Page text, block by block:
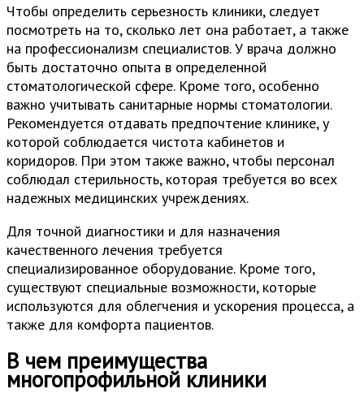
Чтобы определить серьезность клиники, следует
посмотреть на то, сколько лет она работает, а также
на профессионализм специалистов. У врача должно
быть достаточно опыта в определенной
стоматологической сфере. Кроме того, особенно
важно учитывать санитарные нормы стоматологии.
Рекомендуется отдавать предпочтение клинике, у
которой соблюдается чистота кабинетов и
коридоров. При этом также важно, чтобы персонал
соблюдал стерильность, которая требуется во всех
надежных медицинских учреждениях.
Для точной диагностики и для назначения
качественного лечения требуется
специализированное оборудование. Кроме того,
существуют специальные возможности, которые
используются для облегчения и ускорения процесса, а
также для комфорта пациентов.
В чем преимущества
многопрофильной клиники